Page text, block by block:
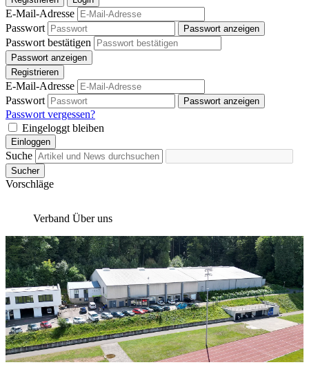
E-Mail-Adresse
Passwort
Passwort anzeigen
Passwort bestätigen
Passwort anzeigen
Registrieren
E-Mail-Adresse
Passwort
Passwort anzeigen
Passwort vergessen?
Eingeloggt bleiben
Einloggen
Suche
Sucher
Vorschläge
Verband Über uns